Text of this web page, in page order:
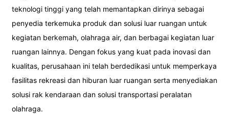
teknologi tinggi yang telah memantapkan dirinya sebagai
penyedia terkemuka produk dan solusi luar ruangan untuk
kegiatan berkemah, olahraga air, dan berbagai kegiatan luar
ruangan lainnya. Dengan fokus yang kuat pada inovasi dan
kualitas, perusahaan ini telah berdedikasi untuk memperkaya
fasilitas rekreasi dan hiburan luar ruangan serta menyediakan
solusi rak kendaraan dan solusi transportasi peralatan
olahraga.